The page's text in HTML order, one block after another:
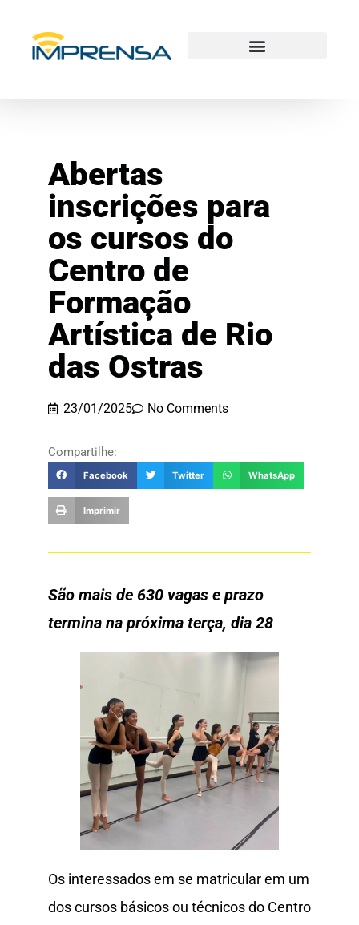
Abertas
inscrições para
os cursos do
Centro de
Formação
Artística de Rio
das Ostras
23/01/2025 No Comments
Compartilhe:
Facebook Twitter WhatsApp
Imprimir
São mais de 630 vagas e prazo
termina na próxima terça, dia 28
Os interessados em se matricular em um
dos cursos básicos ou técnicos do Centro